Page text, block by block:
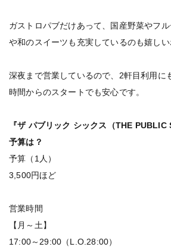
ガストロパブだけあって、国産野菜やフ
や和のスイーツも充実しているのも嬉しい
深夜まで営業しているので、2軒目利用に
時間からのスタートでも安心です。
『ザ パブリック シックス（THE PUBLIC
予算は？
予算（1人）
3,500円ほど
営業時間
【月～土】
17:00～29:00（L.O.28:00）